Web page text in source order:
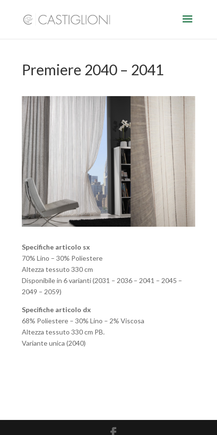
Premiere 2040 – 2041
Specifiche articolo sx
70% Lino – 30% Poliestere
Altezza tessuto 330 cm
Disponibile in 6 varianti (2031 – 2036 – 2041 – 2045 –
2049 – 2059)
Specifiche articolo dx
68% Poliestere – 30% Lino – 2% Viscosa
Altezza tessuto 330 cm PB.
Variante unica (2040)